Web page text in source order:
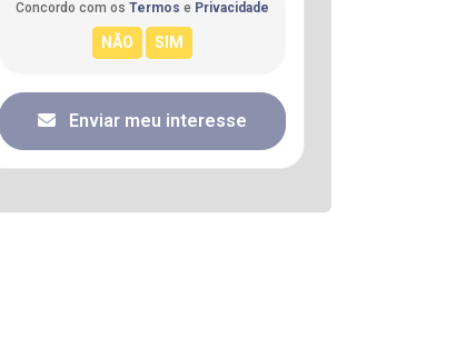
Concordo com os Termos e Privacidade
Enviar meu interesse